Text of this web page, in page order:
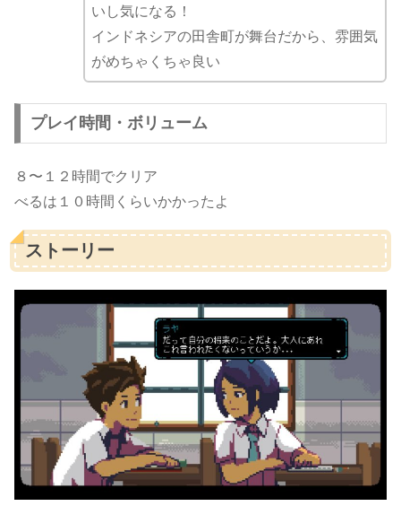
いし気になる！
インドネシアの田舎町が舞台だから、雰囲気
がめちゃくちゃ良い
プレイ時間・ボリューム
８〜１２時間でクリア
べるは１０時間くらいかかったよ
ストーリー